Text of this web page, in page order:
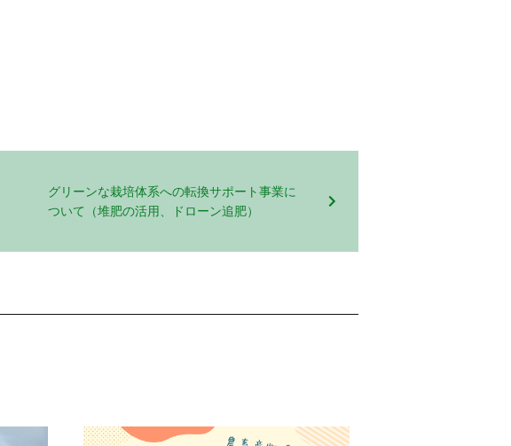
グリーンな栽培体系への転換サポート事業に
ついて（堆肥の活用、ドローン追肥）